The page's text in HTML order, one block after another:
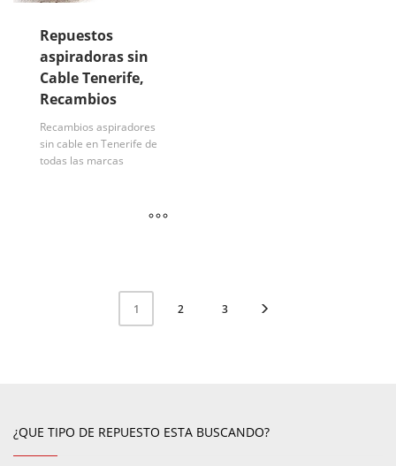
Repuestos
aspiradoras sin
Cable Tenerife,
Recambios
Recambios aspiradores
sin cable en Tenerife de
todas las marcas
1 2 3
¿QUE TIPO DE REPUESTO ESTA BUSCANDO?